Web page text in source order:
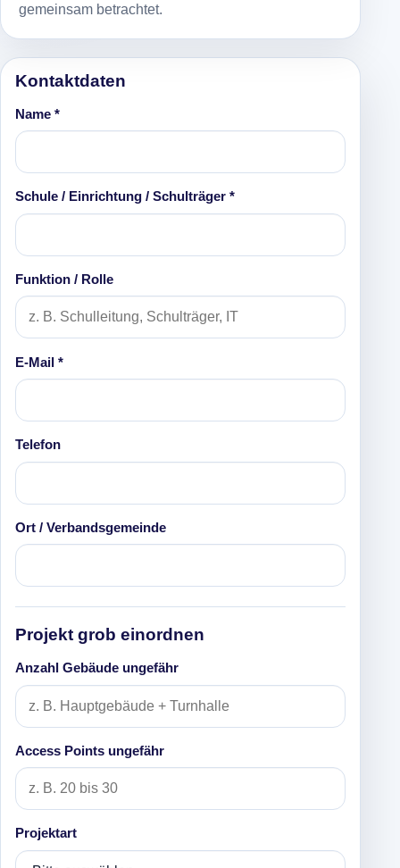
gemeinsam betrachtet.
Kontaktdaten
Name *
Schule / Einrichtung / Schulträger *
Funktion / Rolle
E-Mail *
Telefon
Ort / Verbandsgemeinde
Projekt grob einordnen
Anzahl Gebäude ungefähr
Access Points ungefähr
Projektart